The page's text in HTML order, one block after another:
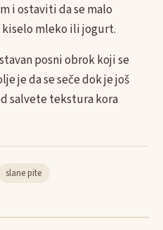
i ostaviti da se malo
mleko ili jogurt.
posni obrok koji se
je da se seče dok je još
salvete tekstura kora
slane pite